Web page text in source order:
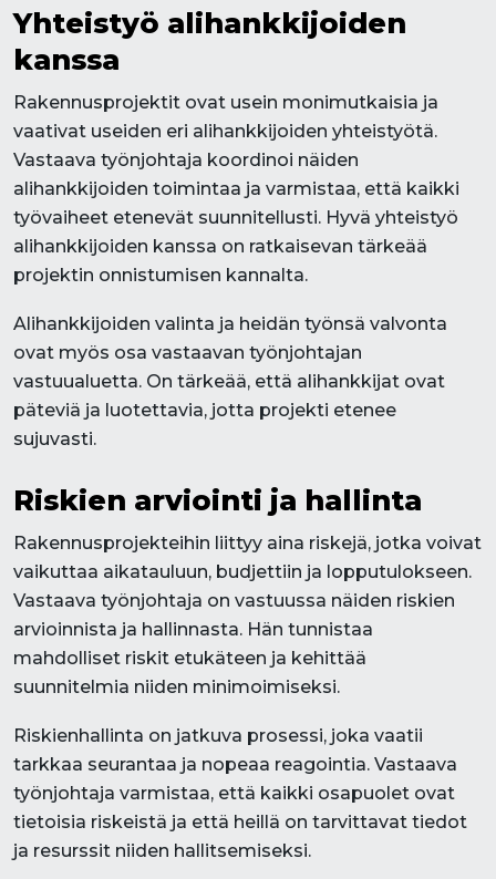
Yhteistyö alihankkijoiden
kanssa
Rakennusprojektit ovat usein monimutkaisia ja
vaativat useiden eri alihankkijoiden yhteistyötä.
Vastaava työnjohtaja koordinoi näiden
alihankkijoiden toimintaa ja varmistaa, että kaikki
työvaiheet etenevät suunnitellusti. Hyvä yhteistyö
alihankkijoiden kanssa on ratkaisevan tärkeää
projektin onnistumisen kannalta.
Alihankkijoiden valinta ja heidän työnsä valvonta
ovat myös osa vastaavan työnjohtajan
vastuualuetta. On tärkeää, että alihankkijat ovat
päteviä ja luotettavia, jotta projekti etenee
sujuvasti.
Riskien arviointi ja hallinta
Rakennusprojekteihin liittyy aina riskejä, jotka voivat
vaikuttaa aikatauluun, budjettiin ja lopputulokseen.
Vastaava työnjohtaja on vastuussa näiden riskien
arvioinnista ja hallinnasta. Hän tunnistaa
mahdolliset riskit etukäteen ja kehittää
suunnitelmia niiden minimoimiseksi.
Riskienhallinta on jatkuva prosessi, joka vaatii
tarkkaa seurantaa ja nopeaa reagointia. Vastaava
työnjohtaja varmistaa, että kaikki osapuolet ovat
tietoisia riskeistä ja että heillä on tarvittavat tiedot
ja resurssit niiden hallitsemiseksi.